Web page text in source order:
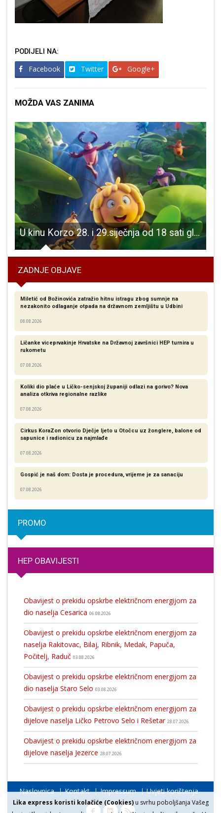
Lika express koristi kolačiće (Cookies)u svrhu poboljšanja Vašeg
PODIJELI NA:
Facebook Twitter Google+
MOŽDA VAS ZANIMA
U kinu Korzo 28. i 29.siječnja od 18 sati gledajte animirani film “Pčelica Maja 3 zlatno jaje”
ZADNJE OBJAVE
Miletić od Božinovića zatražio hitnu istragu zbog sumnje na
nezakonito odlaganje otpada na državnom zemljištu u Udbini
08.08.2026
Ličanke viceprvakinje Hrvatske na Državnoj završnici HEP turnira u
rukometu
07.08.2026
Koliki dio plaće u Ličko-senjskoj županiji odlazi na gorivo? Nova
analiza otkriva regionalne razlike​
07.08.2026
Cirkus KoraZon otvorio Dječje ljeto u Otočcu uz žonglere, balone od
sapunice i radionicu za najmlađe
07.08.2026
Gospić je naš dom: Dosta je procedura, vrijeme je za sanaciju
07.08.2026
PROMO
HEP OBAVIJESTI
Obavijest o prekidu opskrbe električnom energijom za
dio naselja Cesarica 06.08.2026
Obavijest o prekidu opskrbe električnom energijom za
naselja Rakitovac, Bilaj, Ribnik, Medak, Papuča,
Počitelj, Raduč 03.08.2026
Obavijest o prekidu opskrbe električnom energijom za
dio naselja Staro Selo 03.08.2026
Obavijest o prekidu opskrbe električnom energijom za
dijelove naselja Ličko Petrovo Selo i Rešetar 28.07.2026
Obavijest o prekidu opskrbe električnom energijom za
dijelove naselja Jezerce 28.07.2026
Naslovnica Kontakt Impressum Uvjeti korištenja